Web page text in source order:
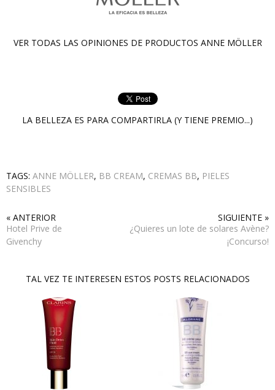
VER TODAS LAS OPINIONES DE PRODUCTOS ANNE MÖLLER
LA BELLEZA ES PARA COMPARTIRLA (Y TIENE PREMIO...)
TAGS: ANNE MÖLLER, BB CREAM, CREMAS BB, PIELES
SENSIBLES
« ANTERIOR
Hotel Prive de
Givenchy
SIGUIENTE »
¿Quieres un lote de solares Avène?
¡Concurso!
TAL VEZ TE INTERESEN ESTOS POSTS RELACIONADOS